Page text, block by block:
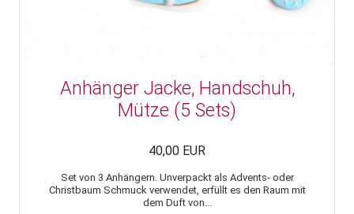
Anhänger Jacke, Handschuh,
Mütze (5 Sets)
40,00 EUR
Set von 3 Anhängern. Unverpackt als Advents- oder
Christbaum Schmuck verwendet, erfüllt es den Raum mit
dem Duft von...